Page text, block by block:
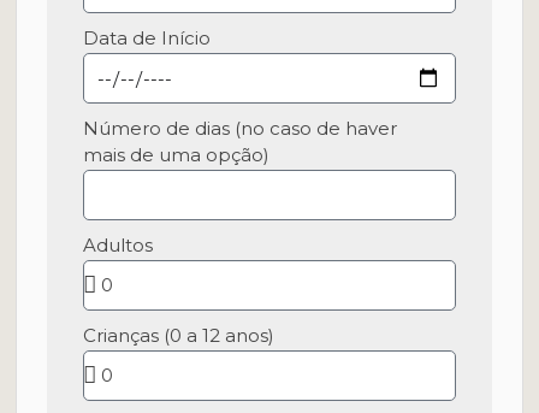
Data de Início
Número de dias (no caso de haver
mais de uma opção)
Adultos
Crianças (0 a 12 anos)